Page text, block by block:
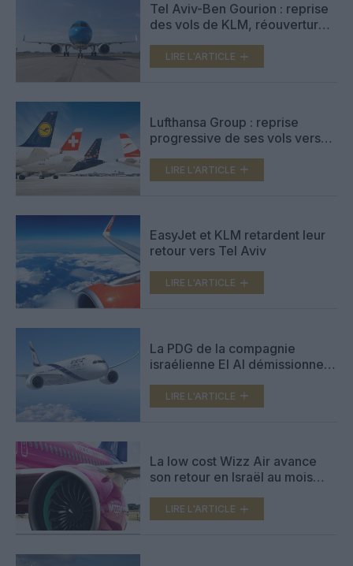
Tel Aviv-Ben Gourion : reprise
des vols de KLM, réouverture
LIRE L'ARTICLE
Lufthansa Group : reprise
progressive de ses vols vers
LIRE L'ARTICLE
EasyJet et KLM retardent leur
retour vers Tel Aviv
LIRE L'ARTICLE
La PDG de la compagnie
israélienne El Al démissionnera
LIRE L'ARTICLE
La low cost Wizz Air avance
son retour en Israël au mois
LIRE L'ARTICLE